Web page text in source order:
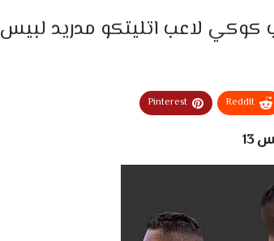
لاعب اتليتكو مدريد لبيس 2013
ReddIt
Pinterest